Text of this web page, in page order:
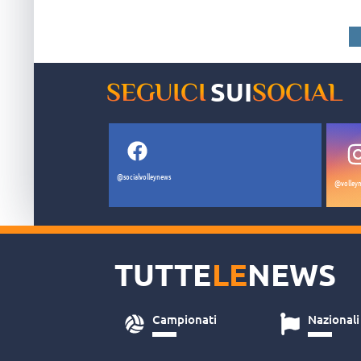
SEGUICISUISOCIAL
@socialvolleynews
TUTTELENEWS
Campionati Nazionali